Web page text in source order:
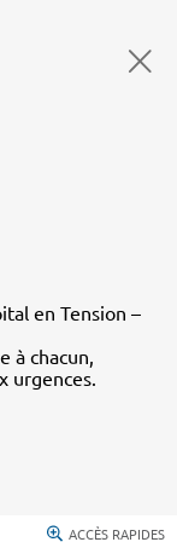
en Tension –
à chacun,
urgences.
ACCÈS RAPIDES